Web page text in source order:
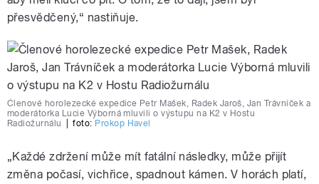
přesvědčený,“ nastiňuje.
Členové horolezecké expedice Petr Mašek, Radek Jaroš, Jan Trávníček a
moderátorka Lucie Výborná mluvili o výstupu na K2 v Hostu
Radiožurnálu
foto: Prokop Havel
„Každé zdržení může mít fatální následky, může přijít
změna počasí, vichřice, spadnout kámen. V horách platí,